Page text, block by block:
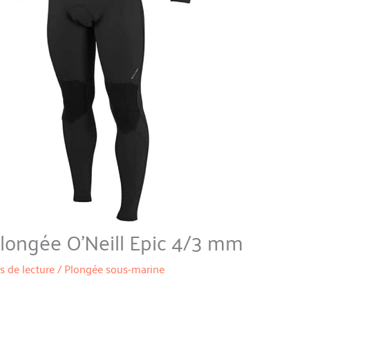
O’Neill Epic 4/3 mm
de lecture/Plongée sous-marine